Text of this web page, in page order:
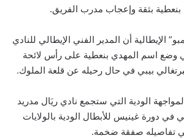
بثقة وإعجاب مدرب الفريق.
الإيطالية أن المدير الفني الإيطالي للنادي
وضع اسم المهدي بنعطية على رأس لائحة
بيبي في حال رحيله عن قلعة الملوك.
الودية التي ستجمع نادي ريَال مدريد
في دورة غينيس للأبطال الودية بالولايات
تفاصيله صفقة ضخمة.